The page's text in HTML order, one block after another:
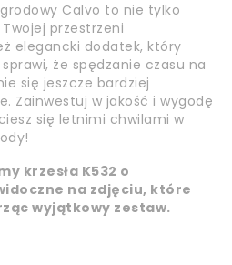
Calvo to nie tylko
przestrzeni
elegancki dodatek, który
że spędzanie czasu na
się jeszcze bardziej
Zainwestuj w jakość i wygodę
się letnimi chwilami w
krzesła K532 o
na zdjęciu, które
wyjątkowy zestaw.